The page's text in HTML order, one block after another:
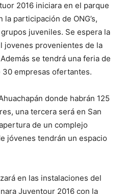
2016 iniciara en el parque
participación de ONG’s,
juveniles. Se espera la
jovenes provenientes de la
se tendrá una feria de
empresas ofertantes.
donde habrán 125
una tercera será en San
de un complejo
jóvenes tendrán un espacio
en las instalaciones del
Juventour 2016 con la